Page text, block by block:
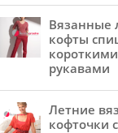
Вязанные
кофты
короткими
рукавами
Летние
кофточки